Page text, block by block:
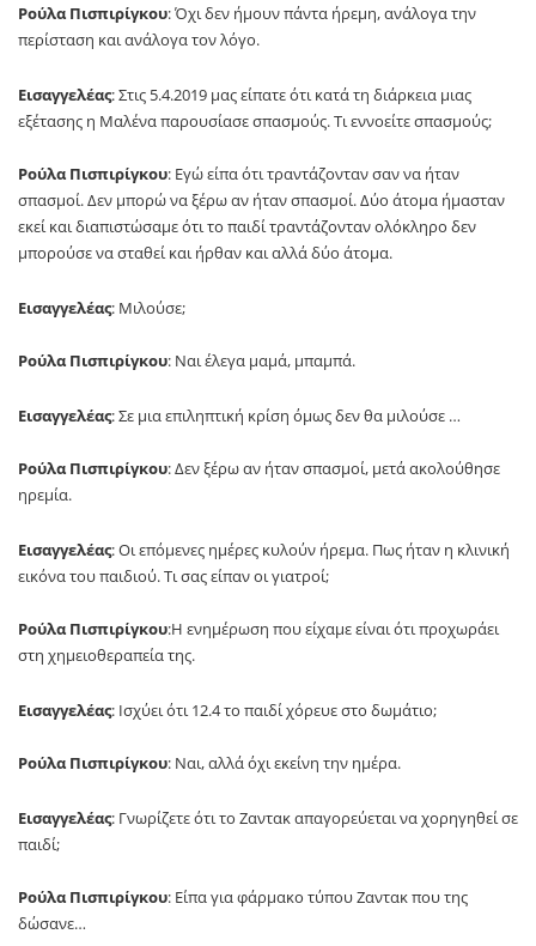
Ρούλα Πισπιρίγκου: Όχι δεν ήμουν πάντα ήρεμη, ανάλογα την
περίσταση και ανάλογα τον λόγο.
Εισαγγελέας: Στις 5.4.2019 μας είπατε ότι κατά τη διάρκεια μιας
εξέτασης η Μαλένα παρουσίασε σπασμούς. Τι εννοείτε σπασμούς;
Ρούλα Πισπιρίγκου: Εγώ είπα ότι τραντάζονταν σαν να ήταν
σπασμοί. Δεν μπορώ να ξέρω αν ήταν σπασμοί. Δύο άτομα ήμασταν
εκεί και διαπιστώσαμε ότι το παιδί τραντάζονταν ολόκληρο δεν
μπορούσε να σταθεί και ήρθαν και αλλά δύο άτομα.
Εισαγγελέας: Μιλούσε;
Ρούλα Πισπιρίγκου: Ναι έλεγα μαμά, μπαμπά.
Εισαγγελέας: Σε μια επιληπτική κρίση όμως δεν θα μιλούσε …
Ρούλα Πισπιρίγκου: Δεν ξέρω αν ήταν σπασμοί, μετά ακολούθησε
ηρεμία.
Εισαγγελέας: Οι επόμενες ημέρες κυλούν ήρεμα. Πως ήταν η κλινική
εικόνα του παιδιού. Τι σας είπαν οι γιατροί;
Ρούλα Πισπιρίγκου:Η ενημέρωση που είχαμε είναι ότι προχωράει
στη χημειοθεραπεία της.
Εισαγγελέας: Ισχύει ότι 12.4 το παιδί χόρευε στο δωμάτιο;
Ρούλα Πισπιρίγκου: Ναι, αλλά όχι εκείνη την ημέρα.
Εισαγγελέας: Γνωρίζετε ότι το Ζαντακ απαγορεύεται να χορηγηθεί σε
παιδί;
Ρούλα Πισπιρίγκου: Είπα για φάρμακο τύπου Ζαντακ που της
δώσανε…